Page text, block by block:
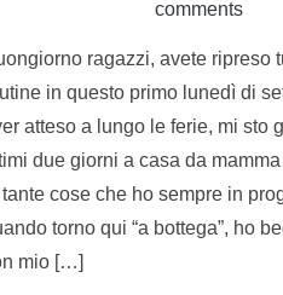
comments
ragazzi, avete ripreso
in questo primo lunedì di
atteso a lungo le ferie, mi sto
due giorni a casa da
tante cose che ho sempre in
torno qui “a bottega”, ho
mio […]